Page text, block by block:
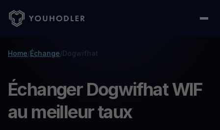
Home/Échange/Dogwifhat
Échanger Dogwifhat WIF
au meilleur taux